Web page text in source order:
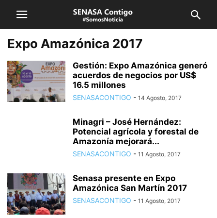
Expo Amazónica 2017
Gestión: Expo Amazónica generó
acuerdos de negocios por US$
16.5 millones
SENASACONTIGO - 14 Agosto, 2017
Minagri – José Hernández:
Potencial agrícola y forestal de
Amazonía mejorará...
SENASACONTIGO - 11 Agosto, 2017
Senasa presente en Expo
Amazónica San Martín 2017
SENASACONTIGO - 11 Agosto, 2017